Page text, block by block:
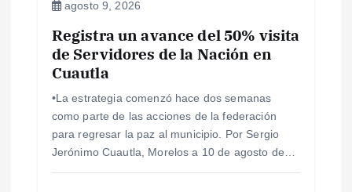
agosto 9, 2026
Registra un avance del 50% visita
de Servidores de la Nación en
Cuautla
•La estrategia comenzó hace dos semanas
como parte de las acciones de la federación
para regresar la paz al municipio. Por Sergio
Jerónimo Cuautla, Morelos a 10 de agosto de…